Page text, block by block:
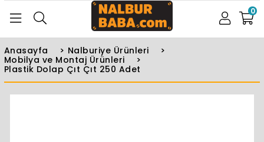
0
Anasayfa > Nalburiye Ürünleri
>
Mobilya ve Montaj Ürünleri
>
Plastik Dolap Çıt Çıt 250 Adet